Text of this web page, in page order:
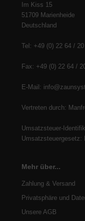
Im Kiss 15
51709 Marienheide
Deutschland
Tel: +49 (0) 22 64 / 20
Fax: +49 (0) 22 64 /
E-Mail:
Vertreten durch:
Umsatzsteuer-
Umsatzsteuergesetz:
Mehr über...
Zahlung & Versand
Privatsphäre und
Unsere AGB